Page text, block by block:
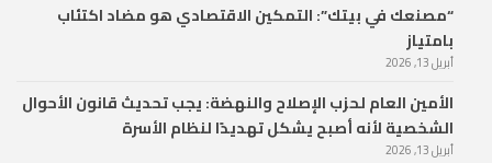
“مصنعك في بيتك”: التمكين الاقتصادي هو مضاد اكتئاب
بامتياز
أبريل 13, 2026
الأمين العام لحزب الإصلاح والنهضة: يجب تحديث قانون الأحوال
الشخصية لأنه أصبح يشكل تهديدًا لنظام الأسرة
أبريل 13, 2026